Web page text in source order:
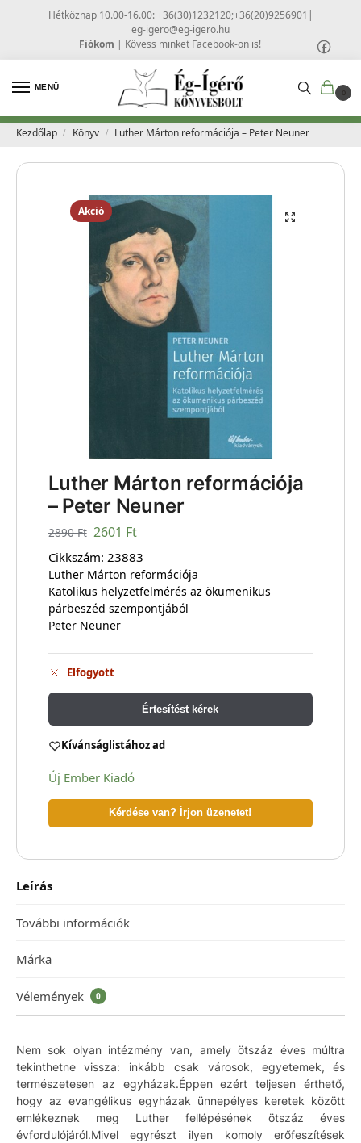
Hétköznap 10.00-16.00: +36(30)1232120;+36(20)9256901 |
eg-igero@eg-igero.hu
Fiókom | Kövess minket Facebook-on is!
MENÜ
0
Kezdőlap / Könyv / Luther Márton reformációja – Peter Neuner
Akció
Luther Márton reformációja
– Peter Neuner
2890Ft 2601 Ft
Cikkszám: 23883
Luther Márton reformációja
Katolikus helyzetfelmérés az ökumenikus
párbeszéd szempontjából
Peter Neuner
Elfogyott
Értesítést kérek
Kívánságlistához ad
Új Ember Kiadó
Kérdése van? Írjon üzenetet!
Leírás
További információk
Márka
Vélemények 0
Nem sok olyan intézmény van, amely ötszáz éves múltra
tekinthetne vissza: inkább csak városok, egyetemek, és
természetesen az egyházak.Éppen ezért teljesen érthető,
hogy az evangélikus egyházak ünnepélyes keretek között
emlékeznek meg Luther fellépésének ötszáz éves
évfordulójáról.Mivel egyrészt ilyen komoly erőfeszítések